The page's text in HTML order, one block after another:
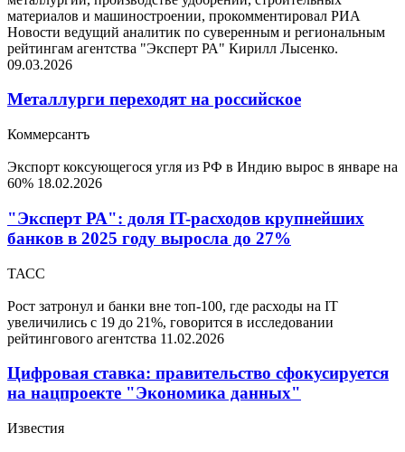
материалов и машиностроении, прокомментировал РИА
Новости ведущий аналитик по суверенным и региональным
рейтингам агентства "Эксперт РА" Кирилл Лысенко.
09.03.2026
Металлурги переходят на российское
Коммерсантъ
Экспорт коксующегося угля из РФ в Индию вырос в январе на
60% 18.02.2026
"Эксперт РА": доля IT-расходов крупнейших
банков в 2025 году выросла до 27%
ТАСС
Рост затронул и банки вне топ-100, где расходы на IT
увеличились с 19 до 21%, говорится в исследовании
рейтингового агентства 11.02.2026
Цифровая ставка: правительство сфокусируется
на нацпроекте "Экономика данных"
Известия